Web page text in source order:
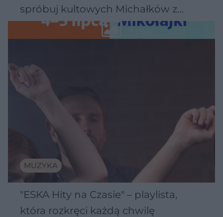
spróbuj kultowych Michałków z
Wawelu
MUZYKA
"ESKA Hity na Czasie" – playlista,
która rozkręci każdą chwilę